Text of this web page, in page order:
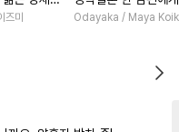
행본]
즈미
받고 있습니다 [단행
Odayaka / Maya